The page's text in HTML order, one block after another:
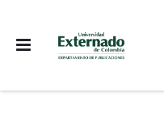
COEDICIONES